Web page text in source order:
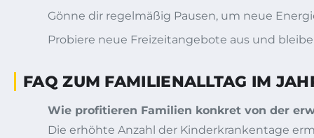
Gönne dir regelmäßig Pausen, um neue
Probiere neue Freizeitangebote aus und
FAQ ZUM FAMILIENALLTAG IM
Wie profitieren Familien konkret von der
Die erhöhte Anzahl der Kinderkrankentage